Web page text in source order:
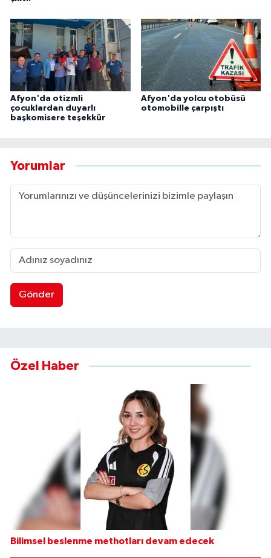
Afyon'da otizmli
çocuklardan duyarlı
başkomisere teşekkür
Afyon'da yolcu otobüsü
otomobille çarpıştı
Yorumlar
Gönder
Özel Haber
Bilimsel beslenme methotları devam edecek